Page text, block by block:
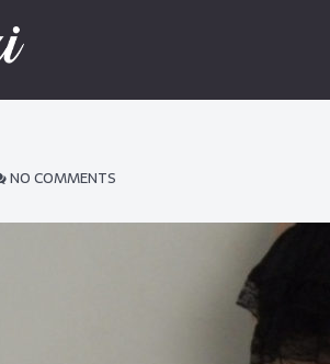
NO COMMENTS